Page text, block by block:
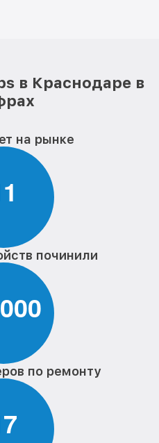
в Краснодаре в
на рынке
1
починили
000
по ремонту
7